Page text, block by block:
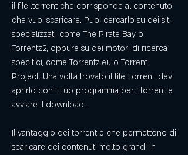
il file .torrent che corrisponde al contenuto
che vuoi scaricare. Puoi cercarlo su dei siti
specializzati, come The Pirate Bay o
Torrentz2, oppure su dei motori di ricerca
specifici, come Torrentz.eu o Torrent
Project. Una volta trovato il file .torrent, devi
aprirlo con il tuo programma per i torrent e
avviare il download.
Il vantaggio dei torrent è che permettono di
scaricare dei contenuti molto grandi in